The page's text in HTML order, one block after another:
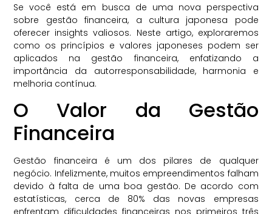
Se você está em busca de uma nova perspectiva
sobre gestão financeira, a cultura japonesa pode
oferecer insights valiosos. Neste artigo, exploraremos
como os princípios e valores japoneses podem ser
aplicados na gestão financeira, enfatizando a
importância da autorresponsabilidade, harmonia e
melhoria contínua.
O Valor da Gestão
Financeira
Gestão financeira é um dos pilares de qualquer
negócio. Infelizmente, muitos empreendimentos falham
devido à falta de uma boa gestão. De acordo com
estatísticas, cerca de 80% das novas empresas